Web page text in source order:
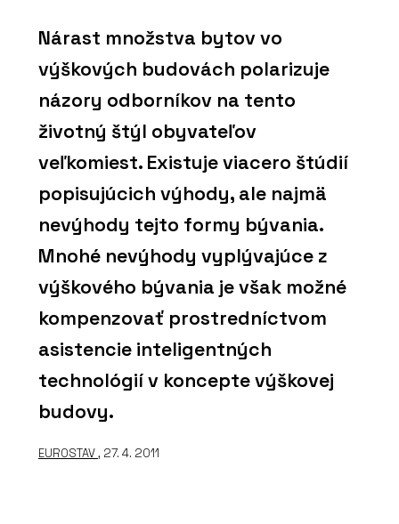
Nárast množstva bytov vo
výškových budovách polarizuje
názory odborníkov na tento
životný štýl obyvateľov
veľkomiest. Existuje viacero štúdií
popisujúcich výhody, ale najmä
nevýhody tejto formy bývania.
Mnohé nevýhody vyplývajúce z
výškového bývania je však možné
kompenzovať prostredníctvom
asistencie inteligentných
technológií v koncepte výškovej
budovy.
EUROSTAV, 27. 4. 2011